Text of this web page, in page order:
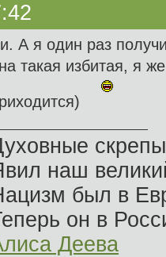
А я один раз
такая избитая, я
наш
был в
он в
Деева